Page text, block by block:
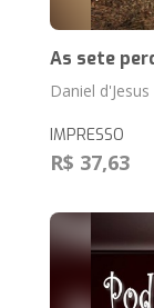
As sete
Daniel d'Jesus
IMPRESSO
R$ 37,63